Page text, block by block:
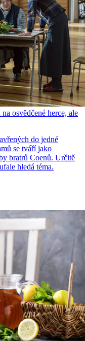
osvědčené herce, ale
do jedné
se tváří jako
bratrů Coenů. Určitě
hledá téma.